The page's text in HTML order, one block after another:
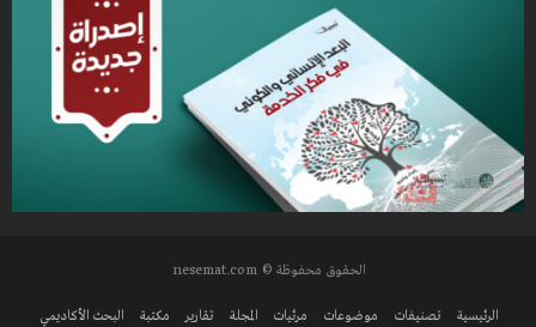
الحقوق محفوظة © nesemat.com
الرئيسية تصنيفات موضوعات مرئيات المجلة تقارير مكتبة البحث الأكاديمي